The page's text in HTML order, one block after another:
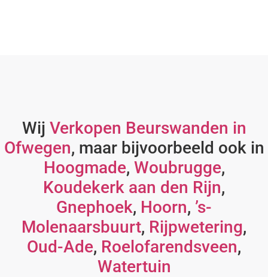
Wij Verkopen Beurswanden in
Ofwegen, maar bijvoorbeeld ook in
Hoogmade, Woubrugge,
Koudekerk aan den Rijn,
Gnephoek, Hoorn, ’s-
Molenaarsbuurt, Rijpwetering,
Oud-Ade, Roelofarendsveen,
Watertuin